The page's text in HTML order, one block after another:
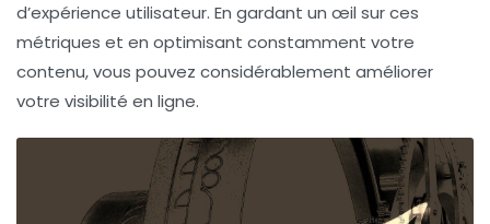
d’expérience utilisateur. En gardant un œil sur ces
métriques et en optimisant constamment votre
contenu, vous pouvez considérablement améliorer
votre visibilité en ligne.